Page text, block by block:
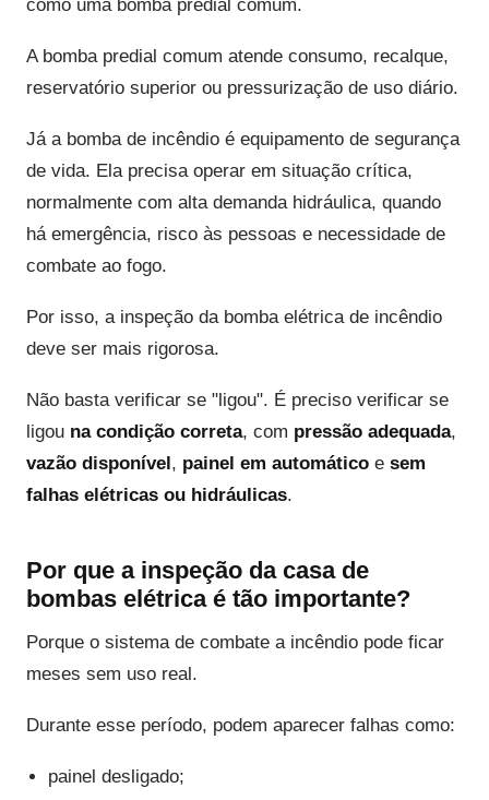
como uma bomba predial comum.
A bomba predial comum atende consumo, recalque,
reservatório superior ou pressurização de uso diário.
Já a bomba de incêndio é equipamento de segurança
de vida. Ela precisa operar em situação crítica,
normalmente com alta demanda hidráulica, quando
há emergência, risco às pessoas e necessidade de
combate ao fogo.
Por isso, a inspeção da bomba elétrica de incêndio
deve ser mais rigorosa.
Não basta verificar se "ligou". É preciso verificar se
ligou na condição correta, com pressão adequada,
vazão disponível, painel em automático e sem
falhas elétricas ou hidráulicas.
Por que a inspeção da casa de
bombas elétrica é tão importante?
Porque o sistema de combate a incêndio pode ficar
meses sem uso real.
Durante esse período, podem aparecer falhas como:
painel desligado;